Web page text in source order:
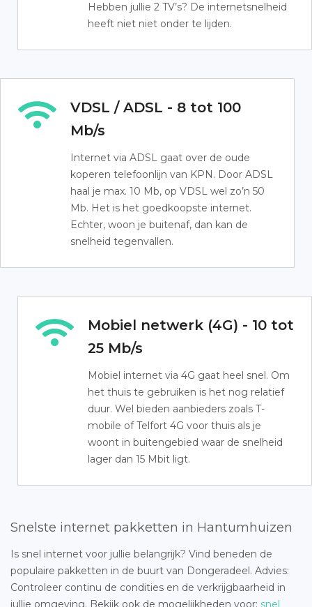
Hebben jullie 2 TV’s? De internetsnelheid
heeft niet niet onder te lijden.
VDSL / ADSL - 8 tot 100
Mb/s
Internet via ADSL gaat over de oude
koperen telefoonlijn van KPN. Door ADSL
haal je max. 10 Mb, op VDSL wel zo’n 50
Mb. Het is het goedkoopste internet.
Echter, woon je buitenaf, dan kan de
snelheid tegenvallen.
Mobiel netwerk (4G) - 10 tot
25 Mb/s
Mobiel internet via 4G gaat heel snel. Om
het thuis te gebruiken is het nog relatief
duur. Wel bieden aanbieders zoals T-
mobile of Telfort 4G voor thuis als je
woont in buitengebied waar de snelheid
lager dan 15 Mbit ligt.
Snelste internet pakketten in Hantumhuizen
Is snel internet voor jullie belangrijk? Vind beneden de
populaire pakketten in de buurt van Dongeradeel. Advies:
Controleer continu de condities en de verkrijgbaarheid in
jullie omgeving. Bekijk ook de mogelijkheden voor: snel